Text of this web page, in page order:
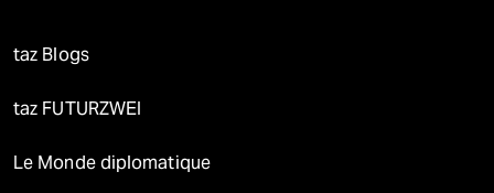
taz Blogs
taz FUTURZWEI
Le Monde diplomatique